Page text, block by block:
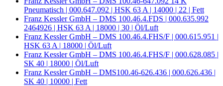
Pneumatisch | 000.647.092 | HSK 63 A | 14000 | 22 | Fett
Franz Kessler GmbH – DMS 100.46.4.FDS | 000.635.992
2464926 | HSK 63 A | 18000 | 30 | Öl/Luft
Franz Kessler GmbH – DMS 100.46.4.FHS/F | 000.615.951 |
HSK 63 A | 18000 | Öl/Luft
Franz Kessler GmbH – DMS 100.46.4.FHS/F | 000.628.085 |
SK 40 | 18000 | Öl/Luft
Franz Kessler GmbH – DMS100.46-626.436 | 000.626.436 |
SK 40 | 10000 | Fett